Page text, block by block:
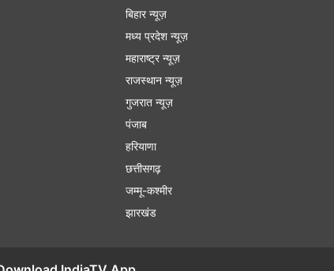
बिहार न्यूज़
मध्य प्रदेश न्यूज़
महाराष्ट्र न्यूज़
राजस्थान न्यूज़
गुजरात न्यूज़
पंजाब
हरियाणा
छत्तीसगढ़
जम्मू-कश्मीर
झारखंड